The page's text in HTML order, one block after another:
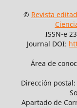
© Revista
ISSN-e
Journal DOI:
Área de
Dirección
Apartado de